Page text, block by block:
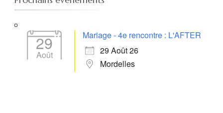
29
Août
Mariage - 4e rencontre : L'AFTER
29 Août 26
Mordelles